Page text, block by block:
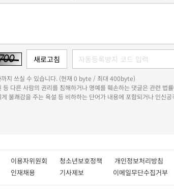
까지 쓰실 수 있습니다. (현재 0 byte / 최대 400byte)
등 다른 사람의 권리를 침해하거나 명예를 훼손하는 댓글은 관련 법
불쾌감을 주는 욕설 등 비하하는 단어가 내용에 포함되거나 인신
이용자위원회 청소년보호정책 개인정보처리방
인재채용 기사제보 이메일무단수집거부